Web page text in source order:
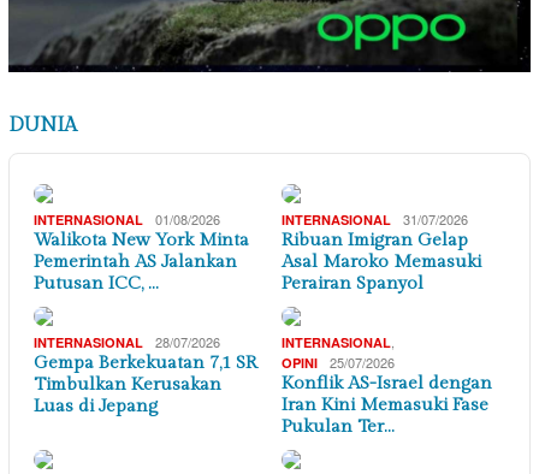
DUNIA
INTERNASIONAL 01/08/2026
Walikota New York Minta
Pemerintah AS Jalankan
Putusan ICC, …
INTERNASIONAL 31/07/2026
Ribuan Imigran Gelap
Asal Maroko Memasuki
Perairan Spanyol
INTERNASIONAL 28/07/2026
Gempa Berkekuatan 7,1 SR
Timbulkan Kerusakan
Luas di Jepang
INTERNASIONAL,
OPINI 25/07/2026
Konflik AS-Israel dengan
Iran Kini Memasuki Fase
Pukulan Ter…